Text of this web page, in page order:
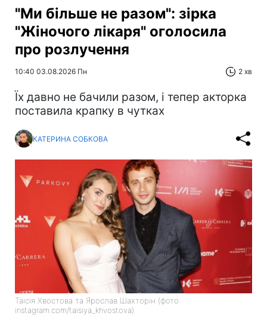
"Ми більше не разом": зірка
"Жіночого лікаря" оголосила
про розлучення
10:40 03.08.2026 Пн 2 хв
Їх давно не бачили разом, і тепер акторка
поставила крапку в чутках
КАТЕРИНА СОБКОВА
Таїсія Хвостова та Ярослав Шахторін (фото:
instagram.com/taisiya_khvostova)